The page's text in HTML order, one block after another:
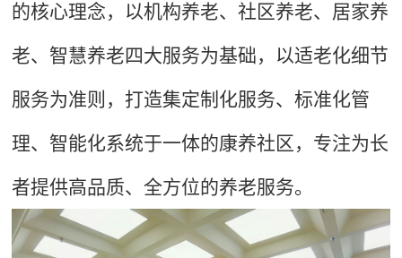
的核心理念，以机构养老、社区养老、居家养
老、智慧养老四大服务为基础，以适老化细节
服务为准则，打造集定制化服务、标准化管
理、智能化系统于一体的康养社区，专注为长
者提供高品质、全方位的养老服务。